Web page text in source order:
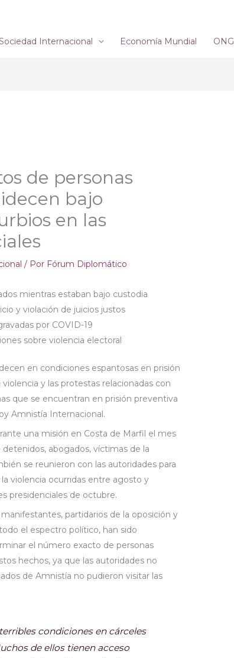
Internacional Economía Mundial
de personas
bajo
en las
/ Por Fórum Diplomático
mientras estaban bajo custodia
y violación de juicios justos
por COVID-19
sobre violencia electoral
en condiciones espantosas en prisión
y las protestas relacionadas con
que se encuentran en prisión preventiva
Amnistía Internacional.
una misión en Costa de Marfil el mes
abogados, víctimas de la
se reunieron con las autoridades para
violencia ocurridas entre agosto y
presidenciales de octubre.
partidarios de la oposición y
el espectro político, han sido
el número exacto de personas
hechos, ya que las autoridades no
de Amnistía no pudieron visitar las
condiciones en cárceles
de ellos tienen acceso